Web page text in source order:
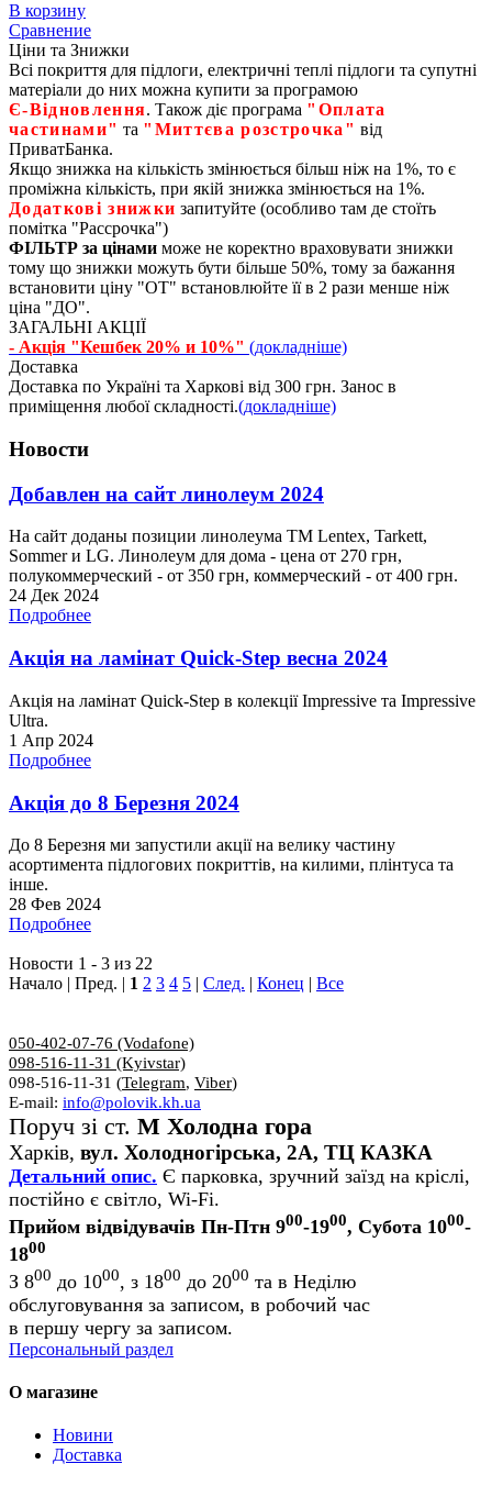
В корзину
Сравнение
Ціни та Знижки
Всі покриття для підлоги, електричні теплі підлоги та супутні
матеріали до них можна купити за програмою
Є‑Відновлення. Також діє програма "Оплата
частинами" та "Миттєва розстрочка" від
ПриватБанка.
Якщо знижка на кількість змінюється більш ніж на 1%, то є
проміжна кількість, при якій знижка змінюється на 1%.
Додаткові знижки запитуйте (особливо там де стоїть
помітка "Рассрочка")
ФІЛЬТР за цінами може не коректно враховувати знижки
тому що знижки можуть бути більше 50%, тому за бажання
встановити ціну "ОТ" встановлюйте її в 2 рази менше ніж
ціна "ДО".
ЗАГАЛЬНІ АКЦІЇ
- Акція "Кешбек 20% и 10%" (докладніше)
Доставка
Доставка по Україні та Харкові від 300 грн. Занос в
приміщення любої складності.(докладніше)
Новости
Добавлен на сайт линолеум 2024
На сайт доданы позиции линолеума ТМ Lentex, Tarkett,
Sommer и LG. Линолеум для дома - цена от 270 грн,
полукоммерческий - от 350 грн, коммерческий - от 400 грн.
24 Дек 2024
Подробнее
Акція на ламінат Quick-Step весна 2024
Акція на ламінат Quick-Step в колекції Impressive та Impressive
Ultra.
1 Апр 2024
Подробнее
Акція до 8 Березня 2024
До 8 Березня ми запустили акції на велику частину
асортимента підлогових покриттів, на килими, плінтуса та
інше.
28 Фев 2024
Подробнее
Новости 1 - 3 из 22
Начало | Пред. | 1 2 3 4 5 | След. | Конец | Все
050-402-07-76 (Vodafone)
098-516-11-31 (Kyivstar)
098-516-11-31 (Telegram, Viber)
E-mail: info@polovik.kh.ua
Поруч зі ст. М Холодна гора
Харків, вул. Холодногірська, 2А, ТЦ КАЗКА
Детальний опис. Є парковка, зручний заїзд на кріслі,
постійно є світло, Wi-Fi.
Прийом відвідувачів Пн-Птн 900-1900, Субота 1000-
1800
З 800 до 1000, з 1800 до 2000 та в Неділю
обслуговування за записом, в робочий час
в першу чергу за записом.
Персональный раздел
О магазине
Новини
Доставка